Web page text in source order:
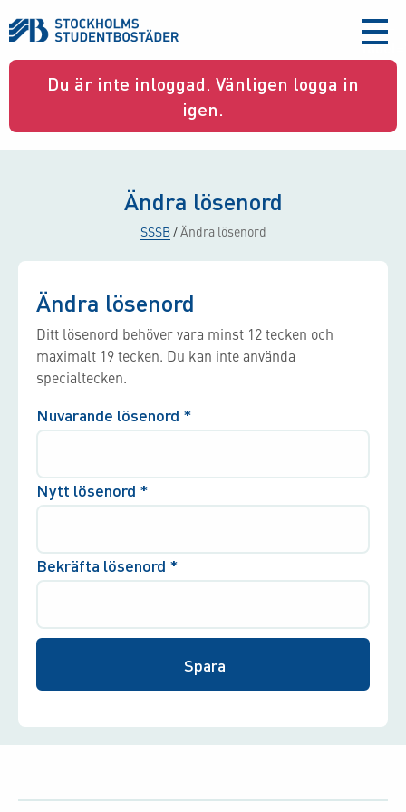
aria-
Du är inte inloggad. Vänligen logga in
igen.
Ändra lösenord
SSSB/Ändra lösenord
Ändra lösenord
Ditt lösenord behöver vara minst 12 tecken och
maximalt 19 tecken. Du kan inte använda
specialtecken.
Nuvarande lösenord *
Nytt lösenord *
Bekräfta lösenord *